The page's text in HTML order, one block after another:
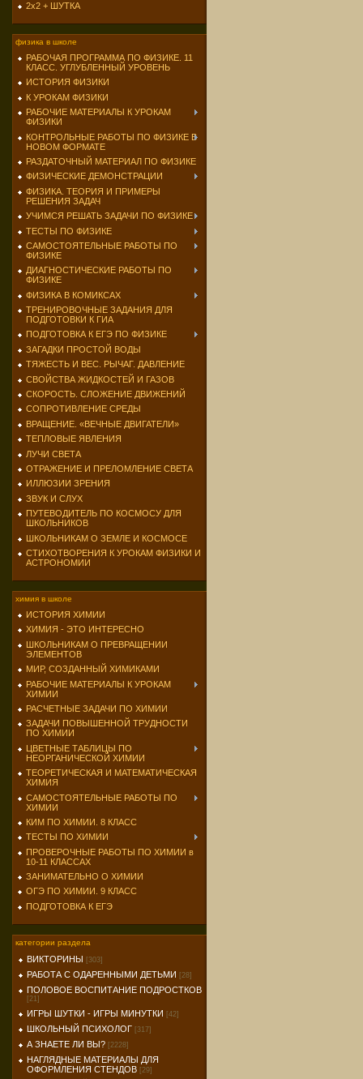
2х2 + ШУТКА
физика в школе
РАБОЧАЯ ПРОГРАММА ПО ФИЗИКЕ. 11
КЛАСС. УГЛУБЛЕННЫЙ УРОВЕНЬ
ИСТОРИЯ ФИЗИКИ
К УРОКАМ ФИЗИКИ
РАБОЧИЕ МАТЕРИАЛЫ К УРОКАМ
ФИЗИКИ
КОНТРОЛЬНЫЕ РАБОТЫ ПО ФИЗИКЕ В
НОВОМ ФОРМАТЕ
РАЗДАТОЧНЫЙ МАТЕРИАЛ ПО ФИЗИКЕ
ФИЗИЧЕСКИЕ ДЕМОНСТРАЦИИ
ФИЗИКА. ТЕОРИЯ И ПРИМЕРЫ
РЕШЕНИЯ ЗАДАЧ
УЧИМСЯ РЕШАТЬ ЗАДАЧИ ПО ФИЗИКЕ
ТЕСТЫ ПО ФИЗИКЕ
САМОСТОЯТЕЛЬНЫЕ РАБОТЫ ПО
ФИЗИКЕ
ДИАГНОСТИЧЕСКИЕ РАБОТЫ ПО
ФИЗИКЕ
ФИЗИКА В КОМИКСАХ
ТРЕНИРОВОЧНЫЕ ЗАДАНИЯ ДЛЯ
ПОДГОТОВКИ К ГИА
ПОДГОТОВКА К ЕГЭ ПО ФИЗИКЕ
ЗАГАДКИ ПРОСТОЙ ВОДЫ
ТЯЖЕСТЬ И ВЕС. РЫЧАГ. ДАВЛЕНИЕ
СВОЙСТВА ЖИДКОСТЕЙ И ГАЗОВ
СКОРОСТЬ. СЛОЖЕНИЕ ДВИЖЕНИЙ
СОПРОТИВЛЕНИЕ СРЕДЫ
ВРАЩЕНИЕ. «ВЕЧНЫЕ ДВИГАТЕЛИ»
ТЕПЛОВЫЕ ЯВЛЕНИЯ
ЛУЧИ СВЕТА
ОТРАЖЕНИЕ И ПРЕЛОМЛЕНИЕ СВЕТА
ИЛЛЮЗИИ ЗРЕНИЯ
ЗВУК И СЛУХ
ПУТЕВОДИТЕЛЬ ПО КОСМОСУ ДЛЯ
ШКОЛЬНИКОВ
ШКОЛЬНИКАМ О ЗЕМЛЕ И КОСМОСЕ
СТИХОТВОРЕНИЯ К УРОКАМ ФИЗИКИ И
АСТРОНОМИИ
химия в школе
ИСТОРИЯ ХИМИИ
ХИМИЯ - ЭТО ИНТЕРЕСНО
ШКОЛЬНИКАМ О ПРЕВРАЩЕНИИ
ЭЛЕМЕНТОВ
МИР, СОЗДАННЫЙ ХИМИКАМИ
РАБОЧИЕ МАТЕРИАЛЫ К УРОКАМ
ХИМИИ
РАСЧЕТНЫЕ ЗАДАЧИ ПО ХИМИИ
ЗАДАЧИ ПОВЫШЕННОЙ ТРУДНОСТИ
ПО ХИМИИ
ЦВЕТНЫЕ ТАБЛИЦЫ ПО
НЕОРГАНИЧЕСКОЙ ХИМИИ
ТЕОРЕТИЧЕСКАЯ И МАТЕМАТИЧЕСКАЯ
ХИМИЯ
САМОСТОЯТЕЛЬНЫЕ РАБОТЫ ПО
ХИМИИ
КИМ ПО ХИМИИ. 8 КЛАСС
ТЕСТЫ ПО ХИМИИ
ПРОВЕРОЧНЫЕ РАБОТЫ ПО ХИМИИ в
10-11 КЛАССАХ
ЗАНИМАТЕЛЬНО О ХИМИИ
ОГЭ ПО ХИМИИ. 9 КЛАСС
ПОДГОТОВКА К ЕГЭ
категории раздела
ВИКТОРИНЫ [303]
РАБОТА С ОДАРЕННЫМИ ДЕТЬМИ [28]
ПОЛОВОЕ ВОСПИТАНИЕ ПОДРОСТКОВ
[21]
ИГРЫ ШУТКИ - ИГРЫ МИНУТКИ [42]
ШКОЛЬНЫЙ ПСИХОЛОГ [317]
А ЗНАЕТЕ ЛИ ВЫ? [2228]
НАГЛЯДНЫЕ МАТЕРИАЛЫ ДЛЯ
ОФОРМЛЕНИЯ СТЕНДОВ [29]